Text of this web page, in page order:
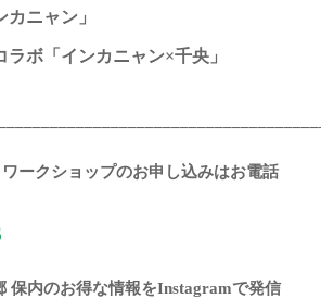
ニャン」
ボ「インカニャン×千央」
ークショップのお申し込みはお電話
保内のお得な情報をInstagramで発信